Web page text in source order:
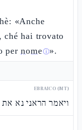
«Anche
ché hai trovato
pernomeⓘ».
EBRAICO (MT)
ויאמר הראני נא